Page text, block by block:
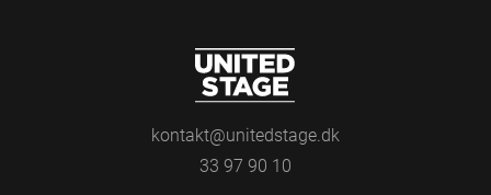
kontakt@unitedstage.dk
33 97 90 10